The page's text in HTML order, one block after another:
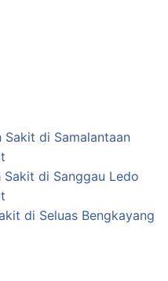
Sakit di Samalantaan
Sakit di Sanggau Ledo
di Seluas Bengkayang